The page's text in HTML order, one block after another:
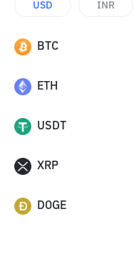
USD INR
BTC
ETH
USDT
XRP
DOGE